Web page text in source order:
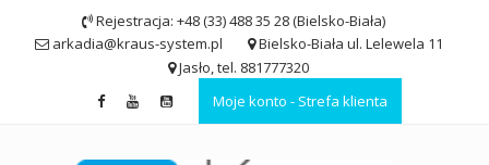
Rejestracja: +48 (33) 488 35 28 (Bielsko-Biała)
arkadia@kraus-system.pl
Bielsko-Biała ul. Lelewela 11
Jasło, tel. 881777320
Moje konto - Strefa klienta